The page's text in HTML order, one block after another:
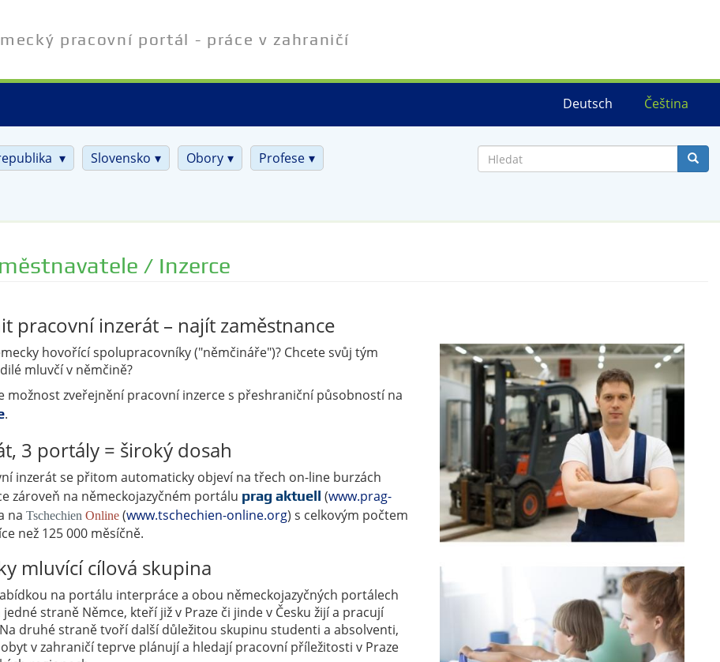
Čeština
Deutsch
pracovní portál - práce v zahraničí
Slovensko Obory
Profese
/ Inzerce
pracovní inzerát – najít zaměstnance
hovořící spolupracovníky ("němčináře")? Chcete svůj tým
mluvčí v němčině?
možnost zveřejnění pracovní inzerce s přeshraniční působností na
.
3 portály = široký dosah
inzerát se přitom automaticky objeví na třech on-line burzách
zároveň na německojazyčném portálu prag aktuell (www.prag-
na Tschechien Online (www.tschechien-online.org) s celkovým počtem
než 125 000 měsíčně.
mluvící cílová skupina
na portálu interpráce a obou německojazyčných portálech
straně Němce, kteří již v Praze či jinde v Česku žijí a pracují
Na druhé straně tvoří další důležitou skupinu studenti a absolventi,
v zahraničí teprve plánují a hledají pracovní příležitosti v Praze